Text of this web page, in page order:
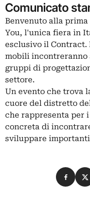
Comunicato
Benvenuto alla
You, l'unica fiera in
esclusivo il
mobili incontreranno
gruppi di
settore.
Un evento che trova
cuore del distretto
che rappresenta per
concreta di
sviluppare